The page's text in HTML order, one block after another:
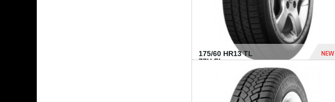
175/60 HR13 TL
77H FI...
NEW
394 Dhs